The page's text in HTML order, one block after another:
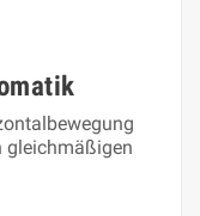
gleichmäßigen